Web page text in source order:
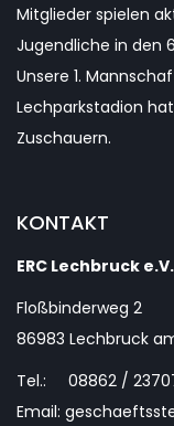
Mitglieder spielen
Jugendliche in den
Unsere 1.
Lechparkstadion
Zuschauern.
KONTAKT
ERC Lechbruck e.V.
Floßbinderweg 2
86983 Lechbruck
Tel.: 08862 /
Email: